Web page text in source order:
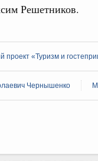
Решетников.
проект «Туризм и
Чернышенко
технологий
Кравцов
на
политики